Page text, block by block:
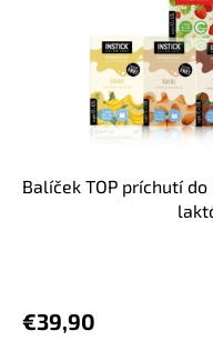
Balíček TOP príchutí
€39,90